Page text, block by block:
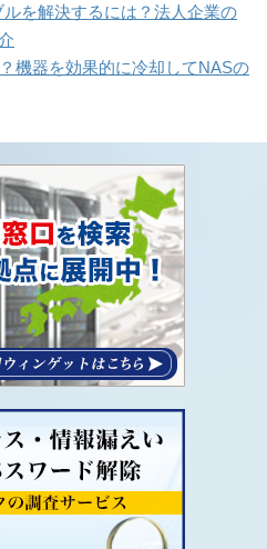
を解決するには？法人企業の
機器を効果的に冷却してNASの